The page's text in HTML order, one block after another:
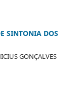
SINTONIA DOS
GONÇALVES